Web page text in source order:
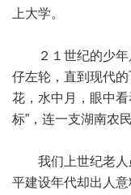
上大学。
２１世纪的少年
仔左轮，直到现代
花，水中月，眼中
标”，连一支湖南农
我们上世纪老人
平建设年代却出人